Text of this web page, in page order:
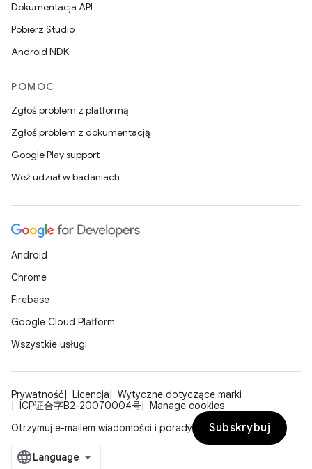
Dokumentacja API
Pobierz Studio
Android NDK
POMOC
Zgłoś problem z platformą
Zgłoś problem z dokumentacją
Google Play support
Weź udział w badaniach
Android
Chrome
Firebase
Google Cloud Platform
Wszystkie usługi
Prywatność Licencja
Wytyczne dotyczące marki
ICP证合字B2-20070004号
Manage cookies
Otrzymuj e-mailem wiadomości i porady
Subskrybuj